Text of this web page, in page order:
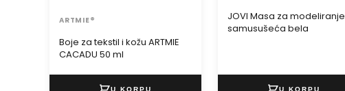
Boje za tekstil i kožu ARTMIE
CACADU 50 ml
ARTMIE®
JOVI Masa za modeliranje
samusušeća bela